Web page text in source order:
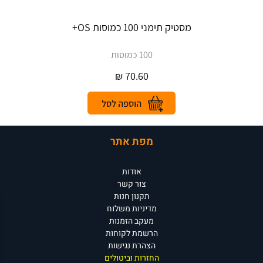
מסטיק תימני 100 כמוסות OS+
100 כמוסות
70.60
₪
מפת אתר
אודות
צור קשר
תקנון חנות
מדיניות משלוח
מעקב הזמנות
הרשמת לקוחות
הצהרת נגישות
החזרות וביטולים